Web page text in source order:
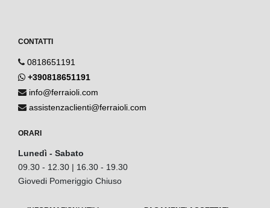
CONTATTI
0818651191
+390818651191
info@ferraioli.com
assistenzaclienti@ferraioli.com
ORARI
Lunedì - Sabato
09.30 - 12.30 | 16.30 - 19.30
Giovedi Pomeriggio Chiuso